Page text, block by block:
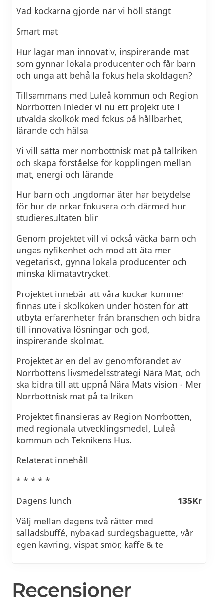
Vad kockarna gjorde när vi höll stängt
Smart mat
Hur lagar man innovativ, inspirerande mat
som gynnar lokala producenter och får barn
och unga att behålla fokus hela skoldagen?
Tillsammans med Luleå kommun och Region
Norrbotten inleder vi nu ett projekt ute i
utvalda skolkök med fokus på hållbarhet,
lärande och hälsa
Vi vill sätta mer norrbottnisk mat på tallriken
och skapa förståelse för kopplingen mellan
mat, energi och lärande
Hur barn och ungdomar äter har betydelse
för hur de orkar fokusera och därmed hur
studieresultaten blir
Genom projektet vill vi också väcka barn och
ungas nyfikenhet och mod att äta mer
vegetariskt, gynna lokala producenter och
minska klimatavtrycket.
Projektet innebär att våra kockar kommer
finnas ute i skolköken under hösten för att
utbyta erfarenheter från branschen och bidra
till innovativa lösningar och god,
inspirerande skolmat.
Projektet är en del av genomförandet av
Norrbottens livsmedelsstrategi Nära Mat, och
ska bidra till att uppnå Nära Mats vision - Mer
Norrbottnisk mat på tallriken
Projektet finansieras av Region Norrbotten,
med regionala utvecklingsmedel, Luleå
kommun och Teknikens Hus.
Relaterat innehåll
* * * * *
Dagens lunch
135Kr
Välj mellan dagens två rätter med
salladsbuffé, nybakad surdegsbaguette, vår
egen kavring, vispat smör, kaffe & te
Recensioner